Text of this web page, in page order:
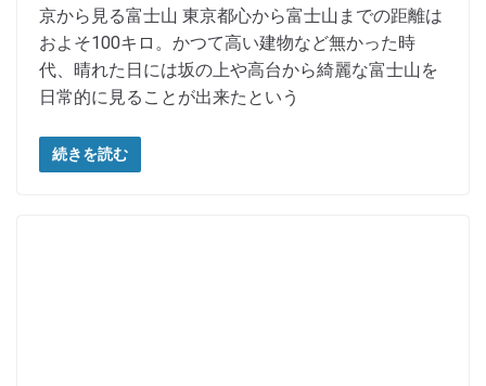
京から見る富士山 東京都心から富士山までの距離は
およそ100キロ。かつて高い建物など無かった時
代、晴れた日には坂の上や高台から綺麗な富士山を
日常的に見ることが出来たという
続きを読む